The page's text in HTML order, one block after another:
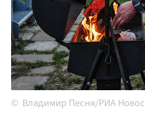
Владимир Песня/РИА